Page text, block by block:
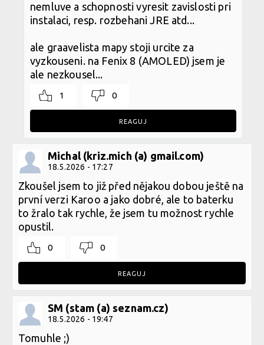
nemluve a schopnosti vyresit zavislosti pri
instalaci, resp. rozbehani JRE atd...
ale graavelista mapy stoji urcite za
vyzkouseni. na Fenix 8 (AMOLED) jsem je
ale nezkousel...
1 0
REAGUJ
Michal (kriz.mich (a) gmail.com)
18.5.2026 - 17:27
Zkoušel jsem to již před nějakou dobou ještě na
první verzi Karoo a jako dobré, ale to baterku
to žralo tak rychle, že jsem tu možnost rychle
opustil.
0 0
REAGUJ
SM (stam (a) seznam.cz)
18.5.2026 - 19:47
Tomuhle ;)